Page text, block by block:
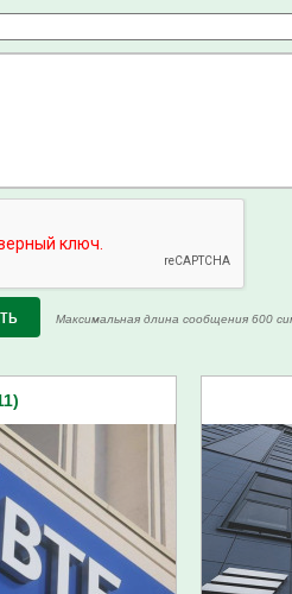
Максимальная длина сообщения 600